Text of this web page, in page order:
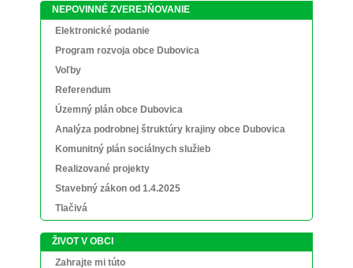
NEPOVINNÉ ZVEREJŇOVANIE
Elektronické podanie
Program rozvoja obce Dubovica
Voľby
Referendum
Územný plán obce Dubovica
Analýza podrobnej štruktúry krajiny obce Dubovica
Komunitný plán sociálnych služieb
Realizované projekty
Stavebný zákon od 1.4.2025
Tlačivá
ŽIVOT V OBCI
Zahrajte mi túto